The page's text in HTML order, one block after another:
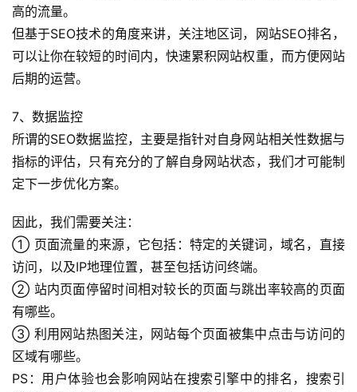
高的流量。
但基于SEO技术的角度来讲，关注地区词，网站SEO排名，
可以让你在较短的时间内，快速累积网站权重，而方便网站
后期的运营。
7、数据监控
所谓的SEO数据监控，主要是指针对自身网站相关性数据与
指标的评估，只有充分的了解自身网站状态，我们才可能制
定下一步优化方案。
因此，我们需要关注：
① 页面流量的来源，它包括：特定的关键词，域名，直接
访问，以及IP地理位置，甚至包括访问终端。
② 站内页面停留时间相对较长的页面与跳出率较高的页面
有哪些。
③ 利用网站热图关注，网站每个页面被集中点击与访问的
区域有哪些。
PS：用户体验也会影响网站在搜索引擎中的排名，搜索引